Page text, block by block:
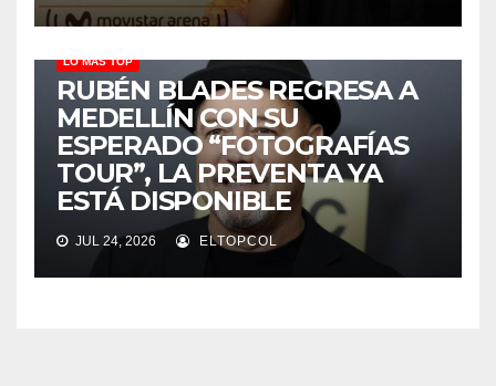
LO MÁS TOP
RUBÉN BLADES REGRESA A
MEDELLÍN CON SU
ESPERADO “FOTOGRAFÍAS
TOUR”, LA PREVENTA YA
ESTÁ DISPONIBLE
JUL 24, 2026 ELTOPCOL